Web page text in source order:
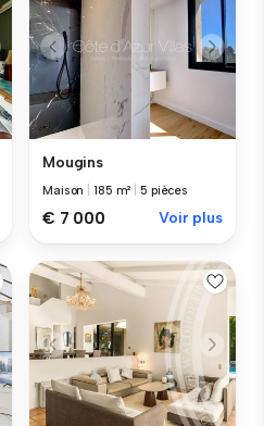
Mougins
Maison |185 m² |5 pièces
€ 7 000 Voir plus